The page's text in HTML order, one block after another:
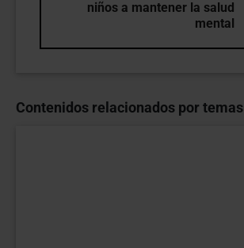
Contenidos relacionados por temas
niños a mantener la salud
mental